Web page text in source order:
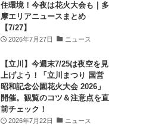
住環境！今夜は花火大会も｜多
摩エリアニュースまとめ
【7/27】
2026年7月27日 ニュース
【立川】今週末7/25は夜空を見
上げよう！「立川まつり 国営
昭和記念公園花火大会 2026」
開催。観覧のコツ＆注意点を直
前チェック！
2026年7月22日 ニュース